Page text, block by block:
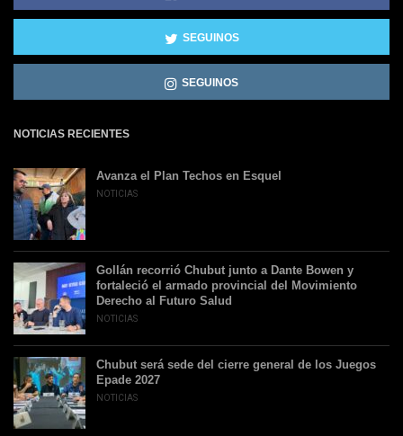
SEGUINOS
SEGUINOS
NOTICIAS RECIENTES
Avanza el Plan Techos en Esquel
NOTICIAS
Gollán recorrió Chubut junto a Dante Bowen y
fortaleció el armado provincial del Movimiento
Derecho al Futuro Salud
NOTICIAS
Chubut será sede del cierre general de los Juegos
Epade 2027
NOTICIAS